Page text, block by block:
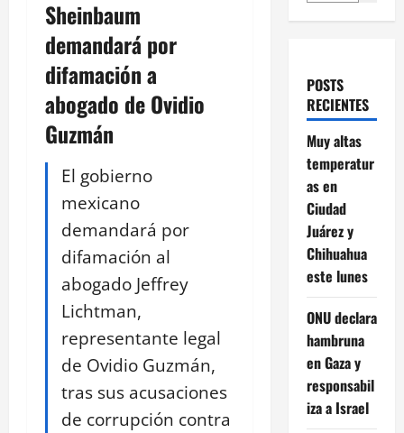
Sheinbaum
demandará por
difamación a
abogado de Ovidio
Guzmán
El gobierno
mexicano
demandará por
difamación al
abogado Jeffrey
Lichtman,
representante legal
de Ovidio Guzmán,
tras sus acusaciones
de corrupción contra
POSTS
RECIENTES
Muy altas
temperatur
as en
Ciudad
Juárez y
Chihuahua
este lunes
ONU declara
hambruna
en Gaza y
responsabil
iza a Israel